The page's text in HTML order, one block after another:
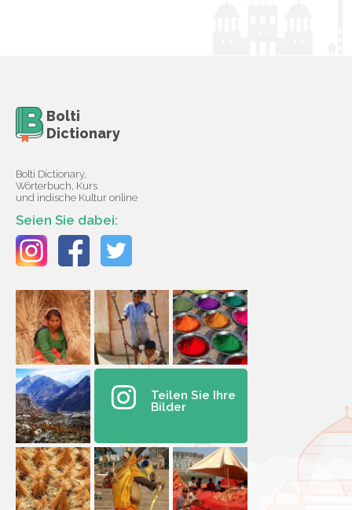
Bolti
Dictionary
Bolti Dictionary,
Wörterbuch, Kurs
und indische Kultur online
Seien Sie dabei:
Teilen Sie Ihre
Bilder